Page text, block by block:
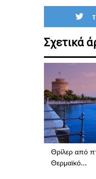
Σχετικά
Θρίλερ από
Θερμαϊκό...